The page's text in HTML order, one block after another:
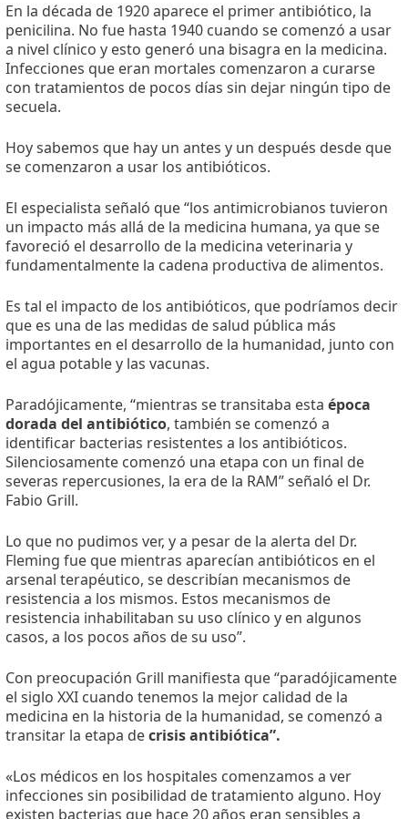
En la década de 1920 aparece el primer antibiótico, la
penicilina. No fue hasta 1940 cuando se comenzó a usar
a nivel clínico y esto generó una bisagra en la medicina.
Infecciones que eran mortales comenzaron a curarse
con tratamientos de pocos días sin dejar ningún tipo de
secuela.
Hoy sabemos que hay un antes y un después desde que
se comenzaron a usar los antibióticos.
El especialista señaló que “los antimicrobianos tuvieron
un impacto más allá de la medicina humana, ya que se
favoreció el desarrollo de la medicina veterinaria y
fundamentalmente la cadena productiva de alimentos.
Es tal el impacto de los antibióticos, que podríamos decir
que es una de las medidas de salud pública más
importantes en el desarrollo de la humanidad, junto con
el agua potable y las vacunas.
Paradójicamente, “mientras se transitaba esta época
dorada del antibiótico, también se comenzó a
identificar bacterias resistentes a los antibióticos.
Silenciosamente comenzó una etapa con un final de
severas repercusiones, la era de la RAM” señaló el Dr.
Fabio Grill.
Lo que no pudimos ver, y a pesar de la alerta del Dr.
Fleming fue que mientras aparecían antibióticos en el
arsenal terapéutico, se describían mecanismos de
resistencia a los mismos. Estos mecanismos de
resistencia inhabilitaban su uso clínico y en algunos
casos, a los pocos años de su uso”.
Con preocupación Grill manifiesta que “paradójicamente
el siglo XXI cuando tenemos la mejor calidad de la
medicina en la historia de la humanidad, se comenzó a
transitar la etapa decrisis antibiótica”.
«Los médicos en los hospitales comenzamos a ver
infecciones sin posibilidad de tratamiento alguno. Hoy
existen bacterias que hace 20 años eran sensibles a